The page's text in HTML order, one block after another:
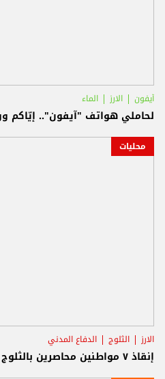
آيفون الارز الماء
لحاملي هواتف "آيفون".. إيّاكم
محليات
الارز الثلوج الدفاع المدني
إنقاذ ٧ مواطنين محاصرين بالثلوج على طريق عيناتا الأرز